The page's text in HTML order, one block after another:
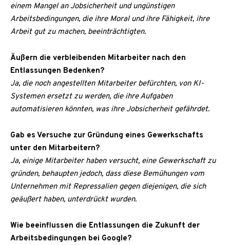
einem Mangel an Jobsicherheit und ungünstigen
Arbeitsbedingungen, die ihre Moral und ihre Fähigkeit, ihre
Arbeit gut zu machen, beeinträchtigten.
Äußern die verbleibenden Mitarbeiter nach den
Entlassungen Bedenken?
Ja, die noch angestellten Mitarbeiter befürchten, von KI-
Systemen ersetzt zu werden, die ihre Aufgaben
automatisieren könnten, was ihre Jobsicherheit gefährdet.
Gab es Versuche zur Gründung eines Gewerkschafts
unter den Mitarbeitern?
Ja, einige Mitarbeiter haben versucht, eine Gewerkschaft zu
gründen, behaupten jedoch, dass diese Bemühungen vom
Unternehmen mit Repressalien gegen diejenigen, die sich
geäußert haben, unterdrückt wurden.
Wie beeinflussen die Entlassungen die Zukunft der
Arbeitsbedingungen bei Google?